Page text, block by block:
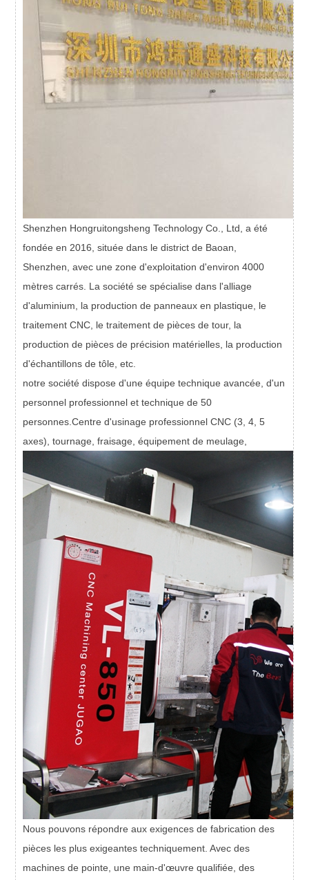
Shenzhen Hongruitongsheng Technology Co., Ltd, a été
fondée en 2016, située dans le district de Baoan,
Shenzhen, avec une zone d'exploitation d'environ 4000
mètres carrés. La société se spécialise dans l'alliage
d'aluminium, la production de panneaux en plastique, le
traitement CNC, le traitement de pièces de tour, la
production de pièces de précision matérielles, la production
d'échantillons de tôle, etc.
notre société dispose d'une équipe technique avancée, d'un
personnel professionnel et technique de 50
personnes.Centre d'usinage professionnel CNC (3, 4, 5
axes), tournage, fraisage, équipement de meulage,
Nous pouvons répondre aux exigences de fabrication des
pièces les plus exigeantes techniquement. Avec des
machines de pointe, une main-d'œuvre qualifiée, des